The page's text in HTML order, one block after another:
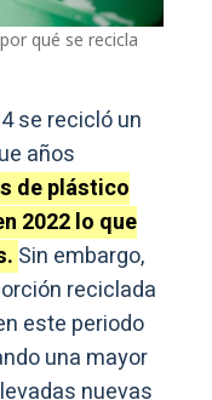
qué se recicla
se recicló un
años
de plástico
2022 lo que
Sin embargo,
reciclada
este periodo
una mayor
nuevas